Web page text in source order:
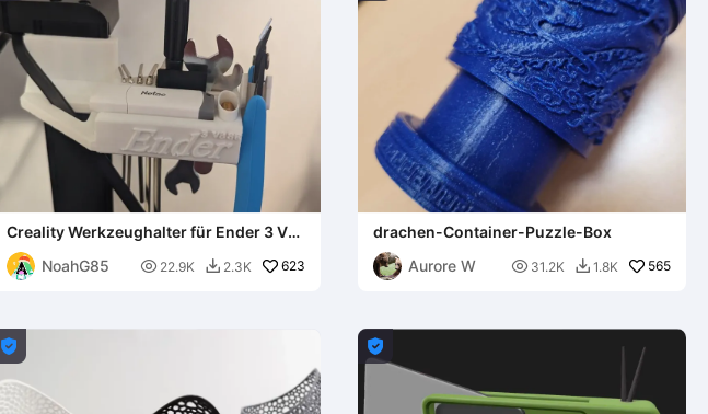
Creality Werkzeughalter für Ender 3 V3
SE
NoahG85
 22.9K  2.3K 623
drachen-Container-Puzzle-Box
Aurore W
 31.2K  1.8K 565
 